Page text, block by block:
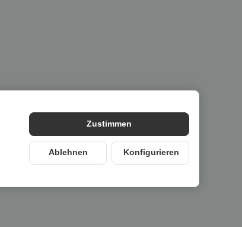
Zustimmen
Ablehnen Konfigurieren